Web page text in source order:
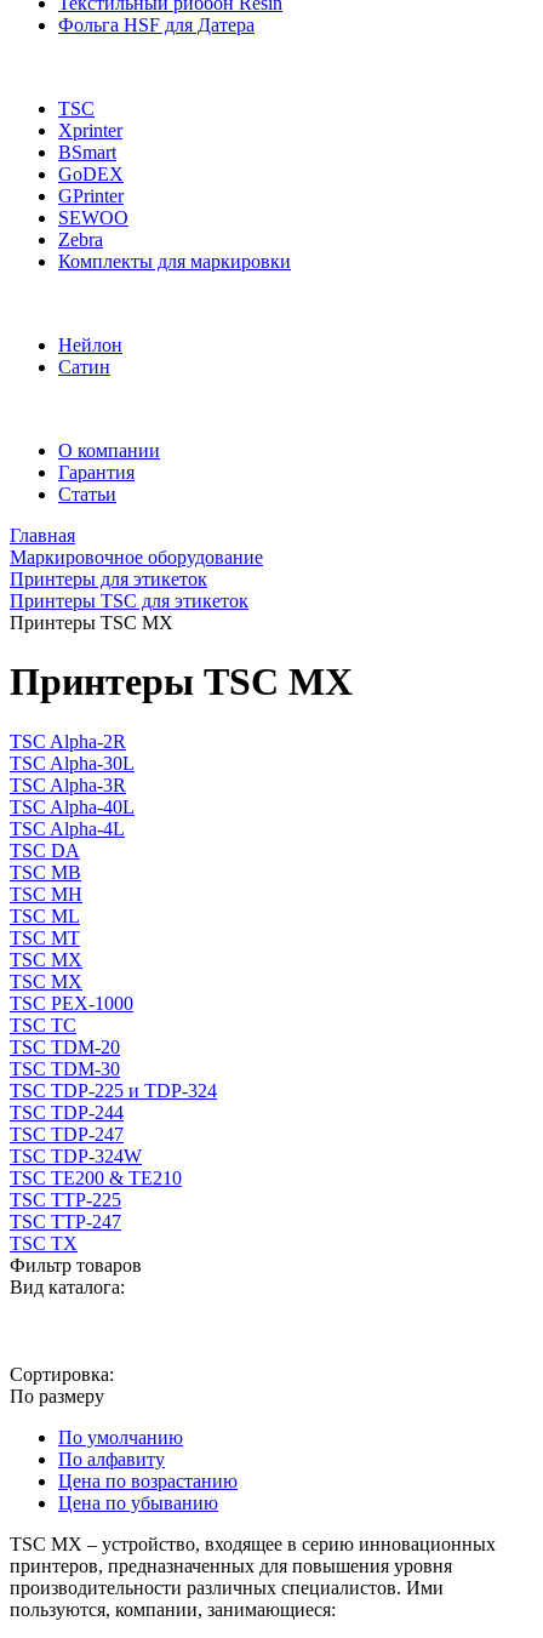
Фольга HSF для Датера
TSC
Xprinter
BSmart
GoDEX
GPrinter
SEWOO
Zebra
Комплекты для маркировки
Нейлон
Сатин
О компании
Гарантия
Статьи
Главная
Маркировочное оборудование
Принтеры для этикеток
Принтеры TSC для этикеток
Принтеры TSC MX
Принтеры TSC MX
TSC Alpha-2R
TSC Alpha-30L
TSC Alpha-3R
TSC Alpha-40L
TSC Alpha-4L
TSC DA
TSC MB
TSC MH
TSC ML
TSC MT
TSC MX
TSC MX
TSC PEX-1000
TSC TC
TSC TDM-20
TSC TDM-30
TSC TDP-225 и TDP-324
TSC TDP-244
TSC TDP-247
TSC TDP-324W
TSC TE200 & TE210
TSC TTP-225
TSC TTP-247
TSC TX
Фильтр товаров
Вид каталога:
Сортировка:
По размеру
По умолчанию
По алфавиту
Цена по возрастанию
Цена по убыванию
TSC MX – устройство, входящее в серию инновационных
принтеров, предназначенных для повышения уровня
производительности различных специалистов. Ими
пользуются, компании, занимающиеся: